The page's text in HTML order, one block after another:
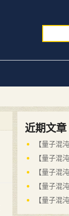
近期文章
【量子混
【量子
【量子
【量子混
【量子